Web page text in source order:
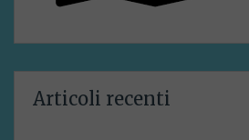
Articoli recenti